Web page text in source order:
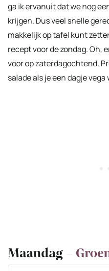
ga ik ervanuit dat we nog
krijgen. Dus veel snelle
makkelijk op tafel kunt
recept voor de zondag. Oh,
voor op zaterdagochtend.
salade als je een dagje
Maandag –